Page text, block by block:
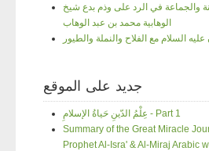
والجماعة في الرد على وذم بدع شيخ
الوهابية محمد بن عبد الوهاب
السلام مع الفلاح والنملة والطيور
جديد على الموقع
عِلْمُ الدّينِ حَياةُ الإسلامِ - Part 1
Summary of the Great Miracle
Prophet Al-Isra' & Al-Miraj Arabic